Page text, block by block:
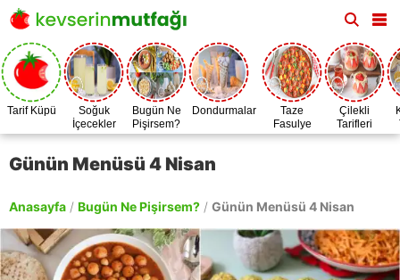
Tarif Küpü
Soğuk
İçecekler
Bugün Ne
Pişirsem?
Dondurmalar
Taze
Fasulye
Zamanı
Çilekli
Tarifleri
Günün Menüsü 4 Nisan
Anasayfa / Bugün Ne Pişirsem? / Günün Menüsü 4 Nisan